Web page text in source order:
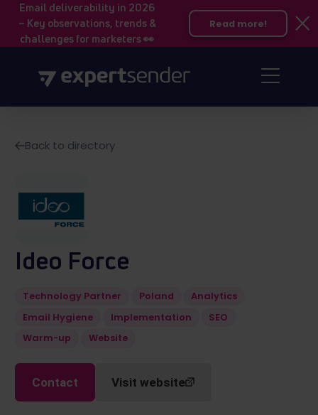
Email deliverability in 2026
– Key observations, trends &
challenges for marketers 👀
Read more!
Back to directory
Ideo Force
Technology Partner Poland
Analytics
Email Hygiene
Implementation
SEO
Warm-up
Website
Contact Visit website